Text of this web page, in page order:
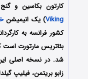
کارتون بکاسین و
Viking) یک انیمیشن
کشور فرانسه به
شد. در نسخه اصلی
زابو بریتمن، فیلیپ